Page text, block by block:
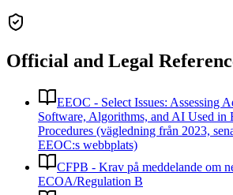
Official and Legal
EEOC - Select Issues: Assessing
Software, Algorithms, and AI Used in
Procedures (vägledning från 2023,
EEOC:s webbplats)
CFPB - Krav på meddelande om
ECOA/Regulation B